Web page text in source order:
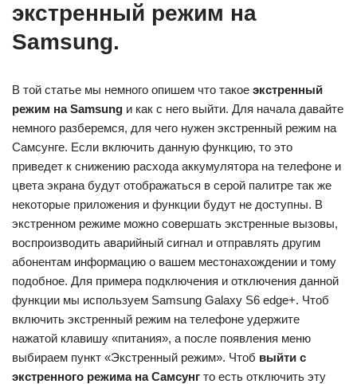
экстренный режим на
Samsung.
В той статье мы немного опишем что такое экстренный
режим на Samsung и как с него выйти. Для начала давайте
немного разберемся, для чего нужен экстренный режим на
Самсунге. Если включить данную функцию, то это
приведет к снижению расхода аккумулятора на телефоне и
цвета экрана будут отображаться в серой палитре так же
некоторые приложения и функции будут не доступны. В
экстренном режиме можно совершать экстренные вызовы,
воспроизводить аварийный сигнал и отправлять другим
абонентам информацию о вашем местонахождении и тому
подобное. Для примера подключения и отключения данной
функции мы используем Samsung Galaxy S6 edge+. Чтоб
включить экстренный режим на телефоне удержите
нажатой клавишу «питания», а после появления меню
выбираем пункт «Экстренный режим». Чтоб выйти с
экстренного режима на Самсунг то есть отключить эту